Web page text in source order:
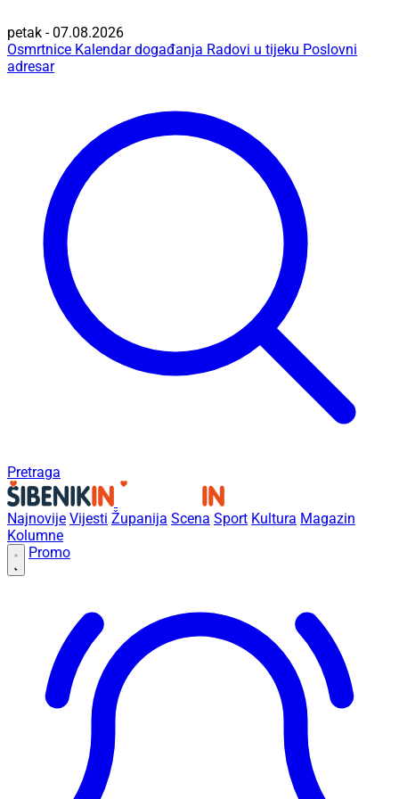
petak - 07.08.2026
Osmrtnice Kalendar događanja Radovi u tijeku Poslovni
adresar
Pretraga
Najnovije Vijesti Županija Scena Sport Kultura Magazin
Kolumne
Promo